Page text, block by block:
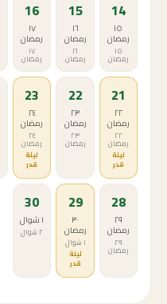
14
١٥
رمضان
١٥
رمضان
15
١٦
رمضان
١٦
رمضان
16
١٧
رمضان
١٧
رمضان
21
٢٢
رمضان
٢٢
رمضان
ليلة
قدر
22
٢٣
رمضان
٢٣
رمضان
23
٢٤
رمضان
٢٤
رمضان
ليلة
قدر
28
٢٩
رمضان
٢٩
رمضان
29
٣٠
رمضان
١ شوال
ليلة
قدر
30
١ شوال
٢ شوال